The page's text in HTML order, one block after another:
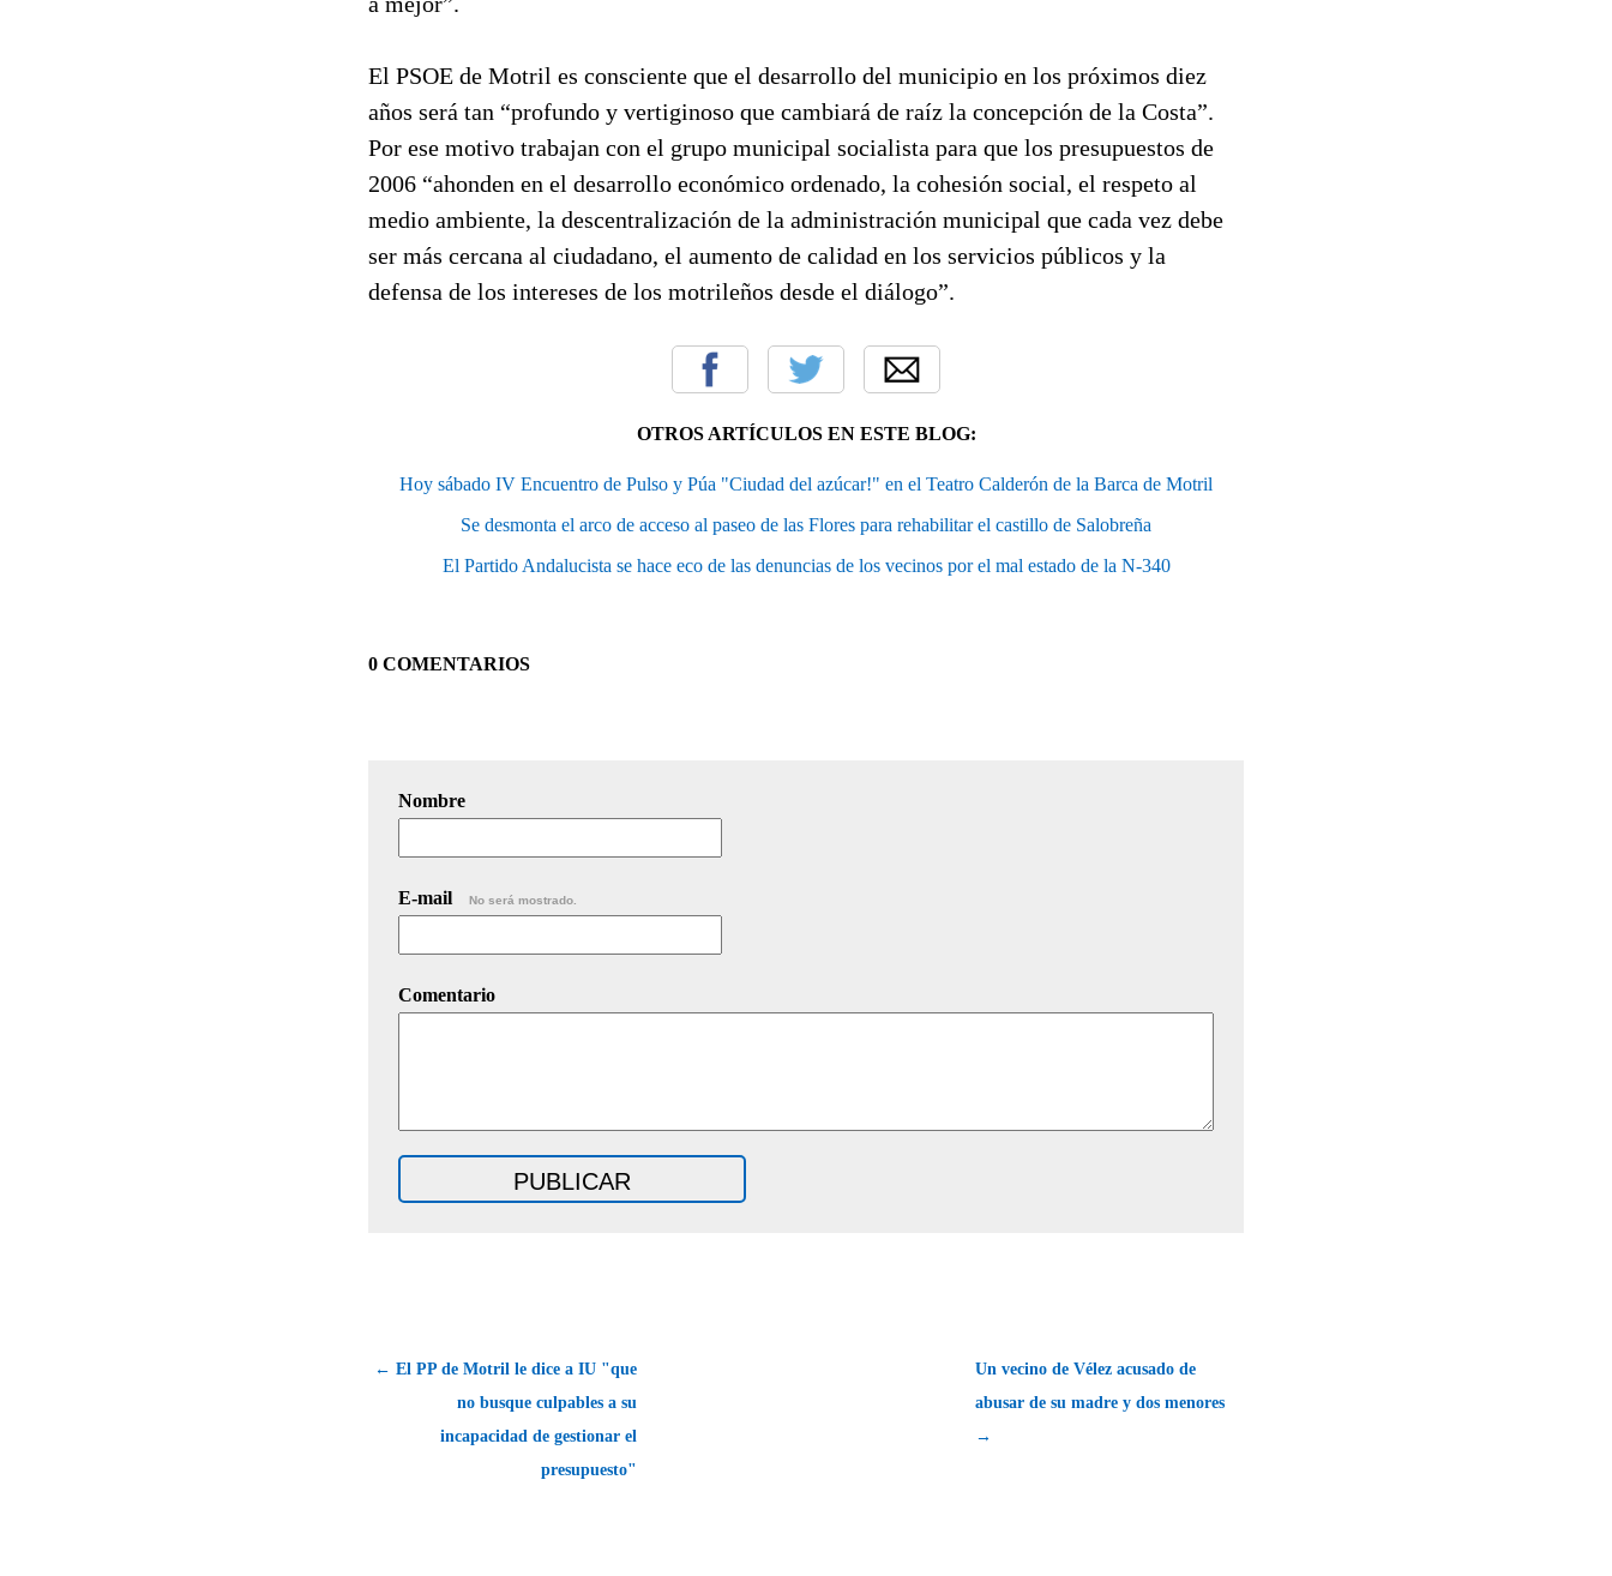
El PSOE de Motril es consciente que el desarrollo del municipio en los próximos diez
años será tan “profundo y vertiginoso que cambiará de raíz la concepción de la Costa”.
Por ese motivo trabajan con el grupo municipal socialista para que los presupuestos de
2006 “ahonden en el desarrollo económico ordenado, la cohesión social, el respeto al
medio ambiente, la descentralización de la administración municipal que cada vez debe
ser más cercana al ciudadano, el aumento de calidad en los servicios públicos y la
defensa de los intereses de los motrileños desde el diálogo”.
OTROS ARTÍCULOS EN ESTE BLOG:
Hoy sábado IV Encuentro de Pulso y Púa "Ciudad del azúcar!" en el Teatro Calderón de la Barca de Motril
Se desmonta el arco de acceso al paseo de las Flores para rehabilitar el castillo de Salobreña
El Partido Andalucista se hace eco de las denuncias de los vecinos por el mal estado de la N-340
0 COMENTARIOS
Nombre
E-mail No será mostrado.
Comentario
← El PP de Motril le dice a IU "que
no busque culpables a su
incapacidad de gestionar el
presupuesto"
Un vecino de Vélez acusado de
abusar de su madre y dos menores
→